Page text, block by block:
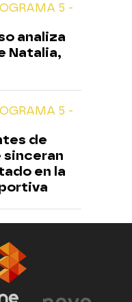
5 -
analiza
Natalia,
5 -
de
sinceran
en la